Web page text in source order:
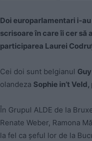
Doi europarlamentari i-
scrisoare în care îi cer să
participarea Laurei
Cei doi sunt belgianul
olandeza Sophie in’t Veld,
În Grupul ALDE de la
Renate Weber, Ramona
la fel ca șeful lor de la